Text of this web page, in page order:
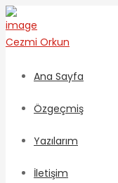
Cezmi Orkun
Ana Sayfa
Özgeçmiş
Yazılarım
İletişim